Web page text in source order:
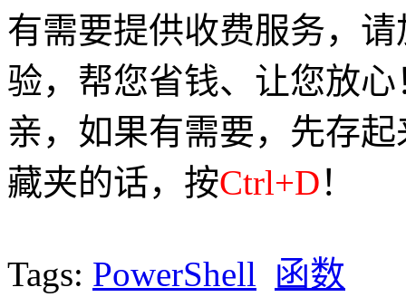
有需要提供收费服务，
验，帮您省钱、让您放心
亲，如果有需要，先存
藏夹的话，按Ctrl+D！
Tags: PowerShell 函数